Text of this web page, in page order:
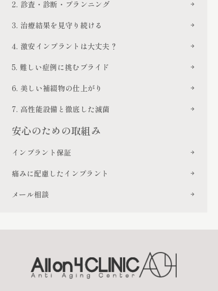
2. 診査・診断・プランニング
3. 治療結果を見守り続ける
4. 激安インプラントは大丈夫？
5. 難しい症例に挑むプライド
6. 美しい補綴物の仕上がり
7. 高性能設備と徹底した滅菌
安心のための取組み
インプラント保証
痛みに配慮したインプラント
メール相談